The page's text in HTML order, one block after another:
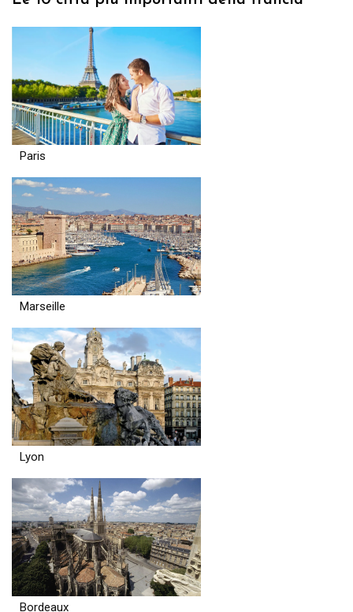
Paris
Marseille
Lyon
Bordeaux